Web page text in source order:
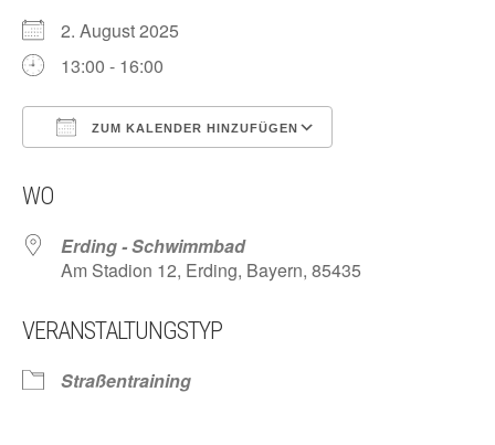
2. August 2025
13:00 - 16:00
ZUM KALENDER HINZUFÜGEN
WO
Erding - Schwimmbad
Am Stadion 12, Erding, Bayern, 85435
VERANSTALTUNGSTYP
Straßentraining